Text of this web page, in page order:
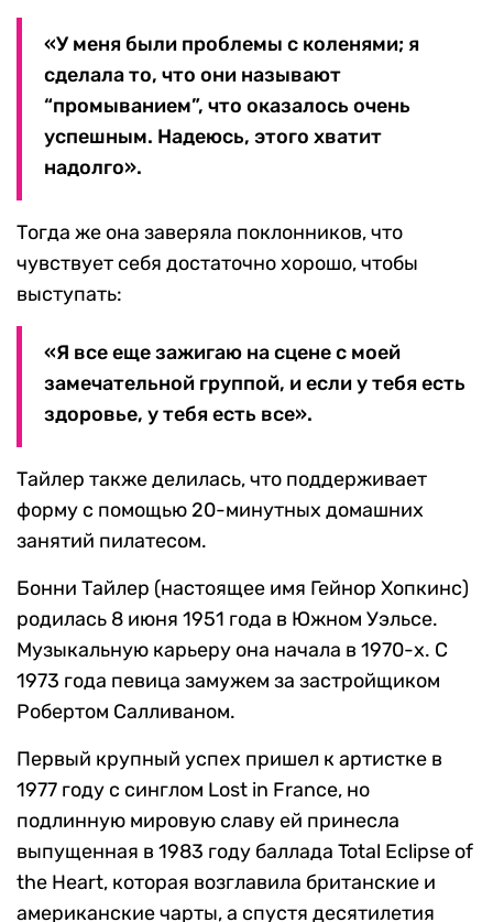
«У меня были проблемы с коленями; я
сделала то, что они называют
“промыванием”, что оказалось очень
успешным. Надеюсь, этого хватит
надолго».
Тогда же она заверяла поклонников, что
чувствует себя достаточно хорошо, чтобы
выступать:
«Я все еще зажигаю на сцене с моей
замечательной группой, и если у тебя есть
здоровье, у тебя есть все».
Тайлер также делилась, что поддерживает
форму с помощью 20-минутных домашних
занятий пилатесом.
Бонни Тайлер (настоящее имя Гейнор Хопкинс)
родилась 8 июня 1951 года в Южном Уэльсе.
Музыкальную карьеру она начала в 1970-х. С
1973 года певица замужем за застройщиком
Робертом Салливаном.
Первый крупный успех пришел к артистке в
1977 году с синглом Lost in France, но
подлинную мировую славу ей принесла
выпущенная в 1983 году баллада Total Eclipse of
the Heart, которая возглавила британские и
американские чарты, а спустя десятилетия